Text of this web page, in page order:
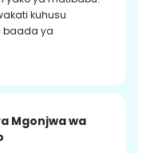
kuhusu
baada ya
Mgonjwa wa